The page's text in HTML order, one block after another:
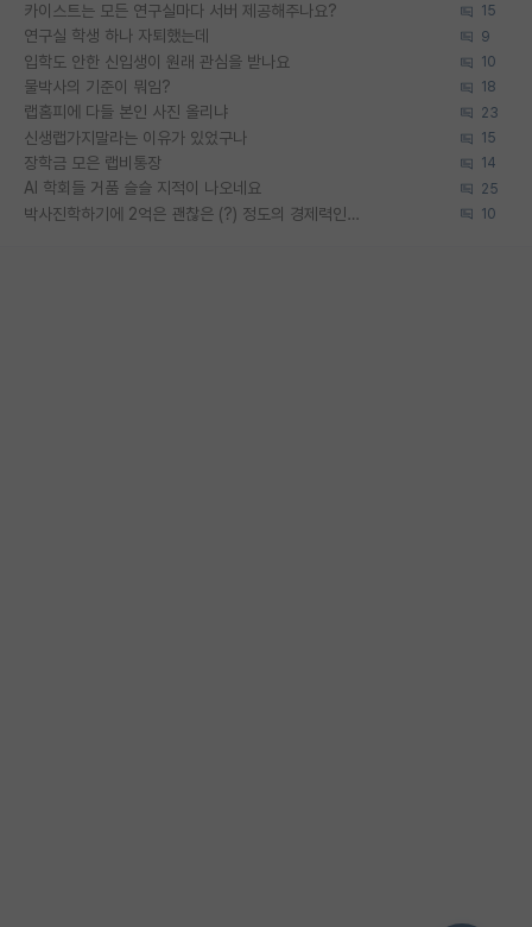
카이스트는 모든 연구실마다 서버 제공해주나요? 15
연구실 학생 하나 자퇴했는데 9
입학도 안한 신입생이 원래 관심을 받나요 10
물박사의 기준이 뭐임? 18
랩홈피에 다들 본인 사진 올리냐 23
신생랩가지말라는 이유가 있었구나 15
장학금 모은 랩비통장 14
AI 학회들 거품 슬슬 지적이 나오네요 25
박사진학하기에 2억은 괜찮은 (?) 정도의 경제력인가요 10